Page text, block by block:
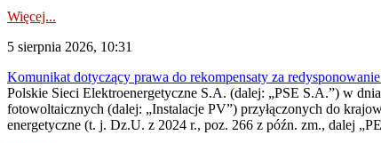
Więcej...
5 sierpnia 2026, 10:31
Komunikat dotyczący prawa do rekompensaty za
Polskie Sieci Elektroenergetyczne S.A. (dalej: „PSE S.A.”) w
fotowoltaicznych (dalej: „Instalacje PV”) przyłączonych do
energetyczne (t. j. Dz.U. z 2024 r., poz. 266 z późn. zm., dalej